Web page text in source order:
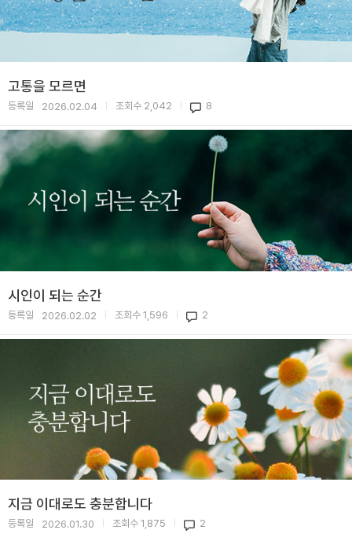
고통을 모르면
등록일 2026.02.04 조회수 2,042 8
시인이 되는 순간
등록일 2026.02.02 조회수 1,596 2
지금 이대로도 충분합니다
등록일 2026.01.30 조회수 1,875 2